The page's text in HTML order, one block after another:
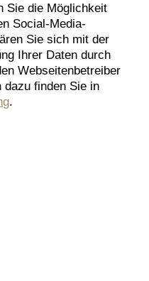
Sie die Möglichkeit
Social-Media-
Sie sich mit der
Ihrer Daten durch
Webseitenbetreiber
dazu finden Sie in
.